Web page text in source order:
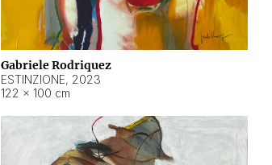
Gabriele Rodriquez
ESTINZIONE, 2023
122 × 100 cm